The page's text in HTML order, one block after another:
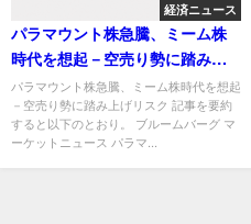
経済ニュース
パラマウント株急騰、ミーム株
時代を想起－空売り勢に踏み上
げリスク
パラマウント株急騰、ミーム株時代を想起
－空売り勢に踏み上げリスク 記事を要約
すると以下のとおり。 ブルームバーグ マ
ーケットニュース パラマ...